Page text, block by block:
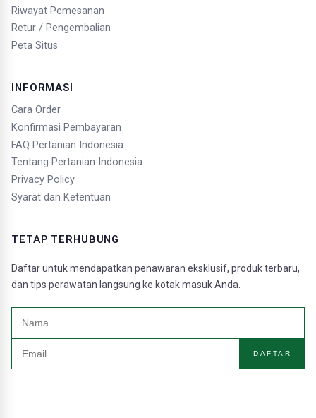
Riwayat Pemesanan
Retur / Pengembalian
Peta Situs
INFORMASI
Cara Order
Konfirmasi Pembayaran
FAQ Pertanian Indonesia
Tentang Pertanian Indonesia
Privacy Policy
Syarat dan Ketentuan
TETAP TERHUBUNG
Daftar untuk mendapatkan penawaran eksklusif, produk terbaru,
dan tips perawatan langsung ke kotak masuk Anda.
DAFTAR